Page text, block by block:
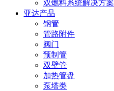
双燃料系统解决方案
亚达产品
钢管
管路附件
阀门
预制管
双壁管
加热管盘
泵塔类